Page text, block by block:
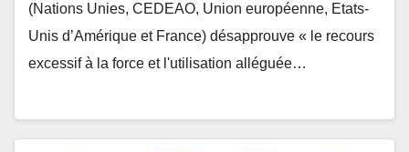
(Nations Unies, CEDEAO, Union européenne, Etats-
Unis d’Amérique et France) désapprouve « le recours
excessif à la force et l'utilisation alléguée…